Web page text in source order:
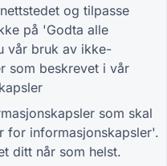
VILKÅR
Vilkår
Personvernpolicy
Innstillinger for
informasjonskapsler
og tilpasse
på 'Godta alle
vår bruk av ikke-
som beskrevet i vår
som skal
for informasjonskapsler'.
ditt når som helst.